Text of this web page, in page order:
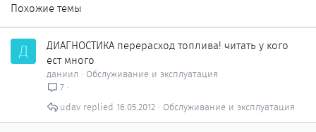
Похожие темы
Д
ДИАГНОСТИКА перерасход топлива! читать у кого
ест много
даниил
Обслуживание и эксплуатация
7
Обслуживание и эксплуатация
16.05.2012
udav